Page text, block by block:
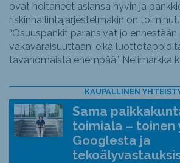
ovat hoitaneet asiansa hyvin ja
riskinhallintajärjestelmäkin on toiminut.
“Osuuspankit paransivat jo
vakavaraisuuttaan, eikä
tavanomaista enempää”, Nelimarkka
KAUPALLINEN
Sama
toimiala – toinen
Googlesta ja